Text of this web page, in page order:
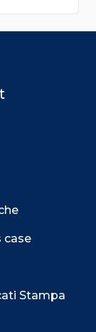
case
Stampa